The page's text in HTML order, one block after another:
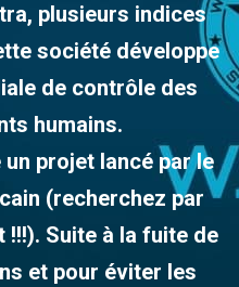
plusieurs indices
société développe
de contrôle des
humains.
un projet lancé par le
(recherchez par
Suite à la fuite de
et pour éviter les